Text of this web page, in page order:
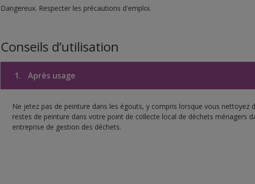
Dangereux. Respecter les précautions d'emploi.
Conseils d’utilisation
1. Après usage
Ne jetez pas de peinture dans les égouts, y compris lorsque vous nettoyez
restes de peinture dans votre point de collecte local de déchets ménagers
entreprise de gestion des déchets.